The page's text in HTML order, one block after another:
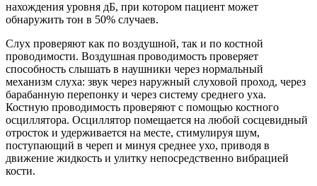
нахождения уровня дБ, при котором пациент может
обнаружить тон в 50% случаев.
Слух проверяют как по воздушной, так и по костной
проводимости. Воздушная проводимость проверяет
способность слышать в наушники через нормальный
механизм слуха: звук через наружный слуховой проход, через
барабанную перепонку и через систему среднего уха.
Костную проводимость проверяют с помощью костного
осциллятора. Осциллятор помещается на любой сосцевидный
отросток и удерживается на месте, стимулируя шум,
поступающий в череп и минуя среднее ухо, приводя в
движение жидкость и улитку непосредственно вибрацией
кости.